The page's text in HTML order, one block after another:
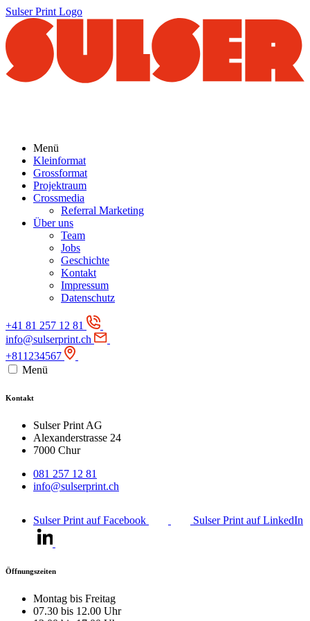
Sulser Print Logo
Menü
Kleinformat
Grossformat
Projektraum
Crossmedia
Referral Marketing
Über uns
Team
Jobs
Geschichte
Kontakt
Impressum
Datenschutz
+41 81 257 12 81
info@sulserprint.ch
+811234567
Menü
Kontakt
Sulser Print AG
Alexanderstrasse 24
7000 Chur
081 257 12 81
info@sulserprint.ch
Sulser Print auf Facebook Sulser Print auf LinkedIn
Öffnungszeiten
Montag bis Freitag
07.30 bis 12.00 Uhr